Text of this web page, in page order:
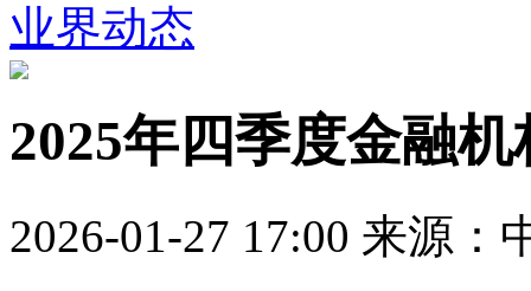
业界动态
2025年四季度金融
2026-01-27 17:00 来源：